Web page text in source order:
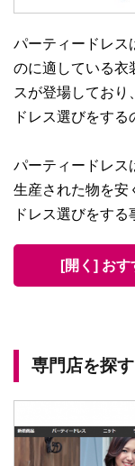
パーティードレス
のに適している衣
スが登場しており
ドレス選びをする
パーティードレス
生産された物を安
ドレス選びをする
[開く] お
専門店を探す